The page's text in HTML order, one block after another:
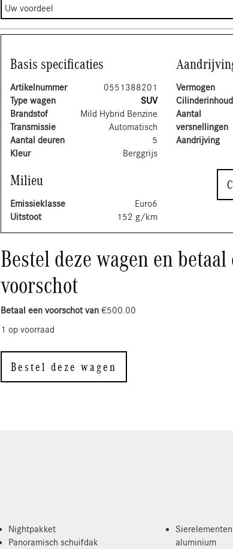
Uw voordeel
Basis specificaties
Artikelnummer
0551388201
Type wagen
SUV
Brandstof
Mild Hybrid Benzine
Transmissie
Automatisch
Aantal deuren
5
Kleur
Berggrijs
Vermogen
Cilinderinhoud
Aantal
versnellingen
Aandrijving
Milieu
Emissieklasse
Euro6
Uitstoot
152 g/km
Bestel deze wagen en
voorschot
Betaal een voorschot van €500.00
1 op voorraad
Bestel deze wagen
Nightpakket
Panoramisch schuifdak
aluminium